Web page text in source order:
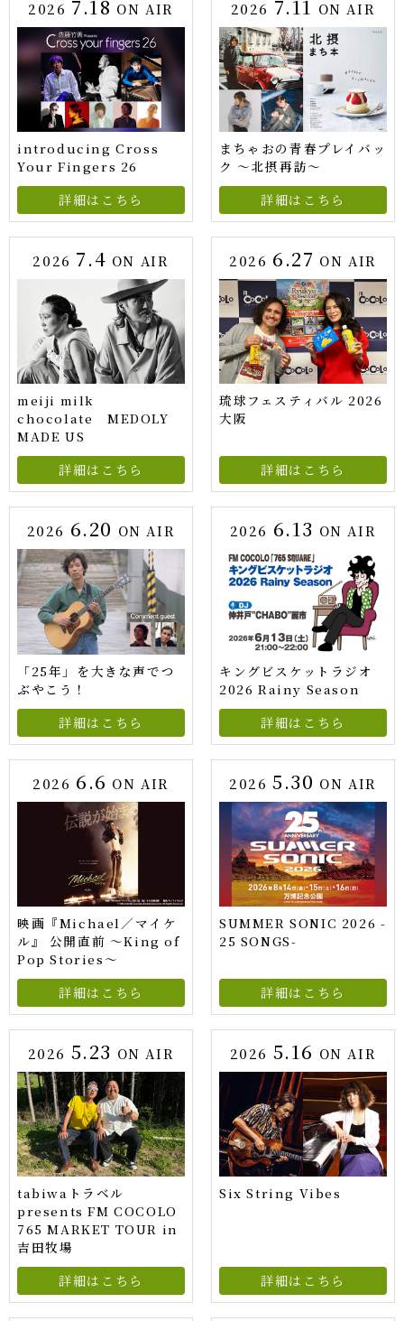
2026 7.18 ON AIR
introducing Cross
Your Fingers 26
詳細はこちら
2026 7.11 ON AIR
まちゃおの青春プレイバッ
ク ～北摂再訪～
詳細はこちら
2026 7.4 ON AIR
meiji milk
chocolate MEDOLY
MADE US
詳細はこちら
2026 6.27 ON AIR
琉球フェスティバル 2026
大阪
詳細はこちら
2026 6.20 ON AIR
「25年」を大きな声でつ
ぶやこう！
詳細はこちら
2026 6.13 ON AIR
キングビスケットラジオ
2026 Rainy Season
詳細はこちら
2026 6.6 ON AIR
映画『Michael／マイケ
ル』 公開直前 ～King of
Pop Stories～
詳細はこちら
20265.30 ON AIR
SUMMER SONIC 2026 -
25 SONGS-
詳細はこちら
2026 5.23 ON AIR
tabiwaトラベル
presents FM COCOLO
765 MARKET TOUR in
吉田牧場
詳細はこちら
2026 5.16 ON AIR
Six String Vibes
詳細はこちら